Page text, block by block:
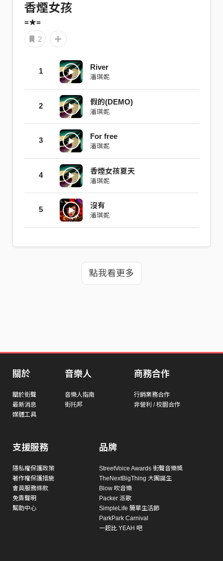
香煙女孩
=★=
2
1 River
潘琪妮
2 假的(DEMO)
潘琪妮
3 For free
潘琪妮
4 香煙女孩夏天
潘琪妮
5 沒有
潘琪妮
點我看更多
關於
關於街聲
最新消息
媒體工具
音樂人
音樂人指南
街托邦
商務合作
行銷業務合作
非營利 / 校園合作
支援服務
隱私權保護政策
著作權保護措施
會員服務條款
免責聲明
幫助中心
品牌
StreetVoice Awards 街聲音樂獎
TheNextBigThing 大團誕生
Blow 吹音樂
Packer 派歌
SimpleLife 簡單生活節
ParkPark Carnival
一起比 YEAH 吧